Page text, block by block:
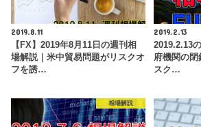
2019.8.11
【FX】2019年8月11日の週刊相
場解説｜米中貿易問題がリスクオ
フを誘…
2019.2.13
2019.2.13
府機関の閉
スク…
相場解説